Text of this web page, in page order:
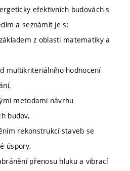
efektivních budovách s
a seznámit je s:
z oblasti matematiky a
multikriteriálního hodnocení
metodami návrhu
budov,
rekonstrukcí staveb se
úspory,
přenosu hluku a vibrací